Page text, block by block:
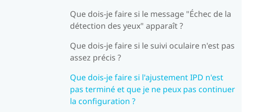
Que dois-je faire si le message "Échec de la
détection des yeux" apparaît ?
Que dois-je faire si le suivi oculaire n'est pas
assez précis ?
Que dois-je faire si l'ajustement IPD n'est
pas terminé et que je ne peux pas continuer
la configuration ?